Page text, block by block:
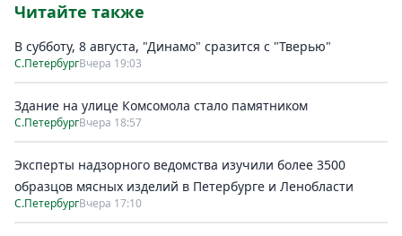
Читайте также
В субботу, 8 августа, "Динамо" сразится с "Тверью"
С.ПетербургВчера 19:03
Здание на улице Комсомола стало памятником
С.ПетербургВчера 18:57
Эксперты надзорного ведомства изучили более 3500
образцов мясных изделий в Петербурге и Ленобласти
С.ПетербургВчера 17:10